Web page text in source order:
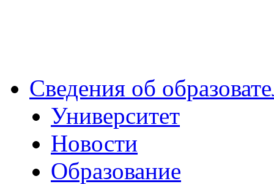
Сведения об
Университет
Новости
Образование